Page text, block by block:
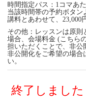
時間指定パス：1コマあ
当該時間帯の予約ボタ
講料とあわせて、23,000
その他：レッスンは原
場合、会場料金 (こちら
担いただくことで、非公
非公開化をご希望の場合
い。
終了しました